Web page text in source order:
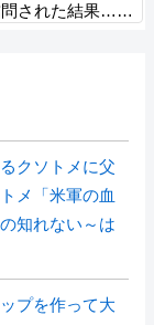
問された結果……
クソトメに父
メ「米軍の血
知れない～は
プを作って大